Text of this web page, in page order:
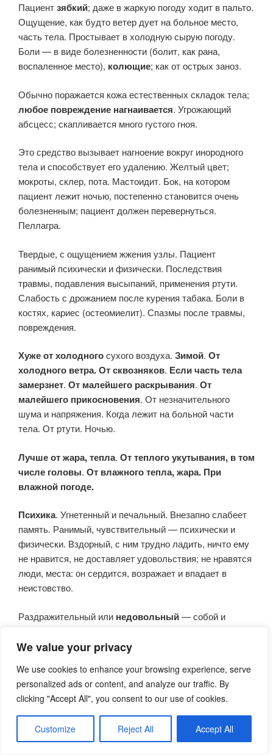
We value your privacy
We use cookies to enhance your browsing experience, serve
personalized ads or content, and analyze our traffic. By
clicking "Accept All", you consent to our use of cookies.
Customize Reject All Accept All
Пациентзябкий; даже в жаркую погоду ходит в пальто.
Ощущение, как будто ветер дует на больное место,
часть тела. Простывает в холодную сырую погоду.
Боли — в виде болезненности (болит, как рана,
воспаленное место), колющие; как от острых заноз.
Обычно поражается кожа естественных складок тела;
любое повреждение нагнаивается. Угрожающий
абсцесс; скапливается много густого гноя.
Это средство вызывает нагноение вокруг инородного
тела и способствует его удалению. Желтый цвет;
мокроты, склер, пота. Мастоидит. Бок, на котором
пациент лежит ночью, постепенно становится очень
болезненным; пациент должен перевернуться.
Пеллагра.
Твердые, с ощущением жжения узлы. Пациент
ранимый психически и физически. Последствия
травмы, подавления высыпаний, применения ртути.
Слабость с дрожанием после курения табака. Боли в
костях, кариес (остеомиелит). Спазмы после травмы,
повреждения.
Хужеот холодногосухого воздуха. Зимой. От
холодного ветра.От сквозняков. Если часть тела
замерзнет. От малейшего раскрывания. От
малейшего прикосновения. От незначительного
шума и напряжения. Когда лежит на больной части
тела. От ртути. Ночью.
Лучшеот жара, тепла. От теплого укутывания, в том
числе головы. От влажного тепла, жара. При
влажной погоде.
Психика. Угнетенный и печальный. Внезапно слабеет
память. Ранимый, чувствительный — психически и
физически. Вздорный, с ним трудно ладить, ничто ему
не нравится, не доставляет удовольствия; не нравятся
люди, места: он сердится, возражает и впадает в
неистовство.
Раздражительный или недовольный— собой и
устроить пожар. Ужасные импульсы.
Торопливо говорит, торопливо пьет. Слова
выкатываются, натыкаясь друг на друга.
Несговорчивый, своенравный, сердитый ребенок.
Ребенок не смеется, занят сам собой. Сидит тихо в
углу и молчит.